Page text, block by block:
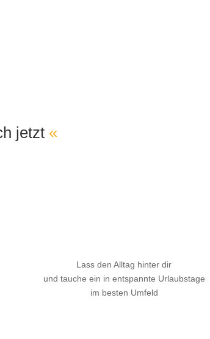
jetzt «
Lass den Alltag hinter dir
und tauche ein in entspannte Urlaubstage
im besten Umfeld